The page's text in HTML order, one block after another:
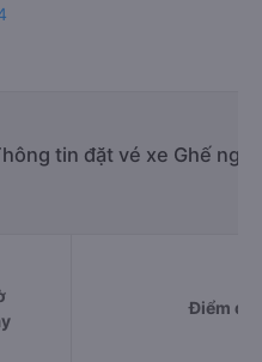
tin đặt vé xe Ghế
Điểm đi